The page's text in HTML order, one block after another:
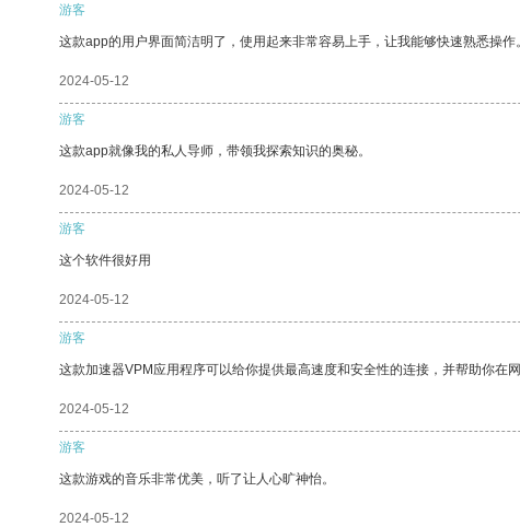
游客
这款app的用户界面简洁明了，使用起来非常容易上手，让我能够快速熟悉操作
2024-05-12
游客
这款app就像我的私人导师，带领我探索知识的奥秘。
2024-05-12
游客
这个软件很好用
2024-05-12
游客
这款加速器VPM应用程序可以给你提供最高速度和安全性的连接，并帮助你在网
2024-05-12
游客
这款游戏的音乐非常优美，听了让人心旷神怡。
2024-05-12